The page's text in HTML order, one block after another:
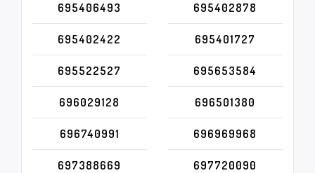
695406493 695402878
695402422 695401727
695522527 695653584
696029128 696501380
696740991 696969968
697388669 697720090